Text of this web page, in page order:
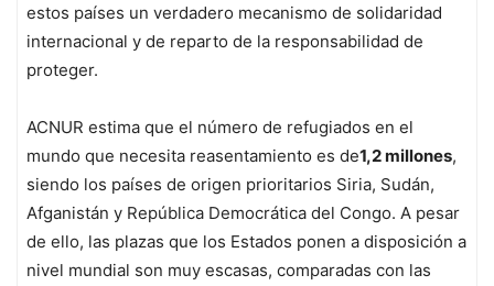
estos países un verdadero mecanismo de solidaridad
internacional y de reparto de la responsabilidad de
proteger.
ACNUR estima que el número de refugiados en el
mundo que necesita reasentamiento es de1,2 millones,
siendo los países de origen prioritarios Siria, Sudán,
Afganistán y República Democrática del Congo. A pesar
de ello, las plazas que los Estados ponen a disposición a
nivel mundial son muy escasas, comparadas con las